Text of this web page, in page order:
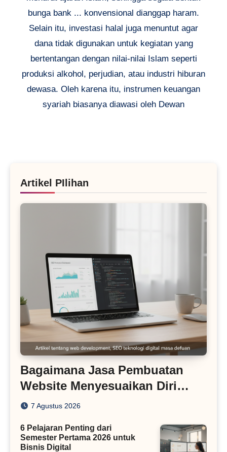
bunga bank ... konvensional dianggap haram.
Selain itu, investasi halal juga menuntut agar
dana tidak digunakan untuk kegiatan yang
bertentangan dengan nilai-nilai Islam seperti
produksi alkohol, perjudian, atau industri hiburan
dewasa. Oleh karena itu, instrumen keuangan
syariah biasanya diawasi oleh Dewan
Artikel PIlihan
Bagaimana Jasa Pembuatan
Website Menyesuaikan Diri
dengan Algoritma SEO Masa
7 Agustus 2026
6 Pelajaran Penting dari
Semester Pertama 2026 untuk
Bisnis Digital